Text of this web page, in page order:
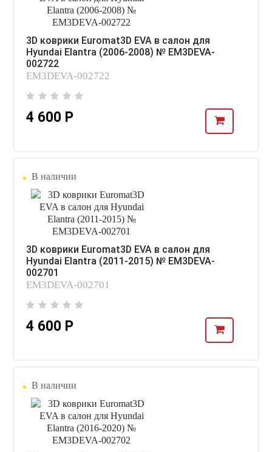
3D коврики Euromat3D EVA в салон для
Hyundai Elantra (2006-2008) № EM3DEVA-
002722
EM3DEVA-002722
4 600 Р
В наличии
3D коврики Euromat3D EVA в салон для
Hyundai Elantra (2011-2015) № EM3DEVA-
002701
EM3DEVA-002701
4 600 Р
В наличии